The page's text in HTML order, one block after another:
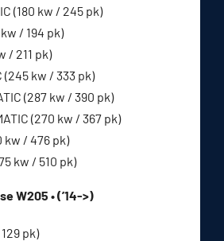
(180 kw / 245 pk)
/ 194 pk)
/ 211 pk)
(245 kw / 333 pk)
(287 kw / 390 pk)
(270 kw / 367 pk)
kw / 476 pk)
kw / 510 pk)
W205 • (’14->)
pk)